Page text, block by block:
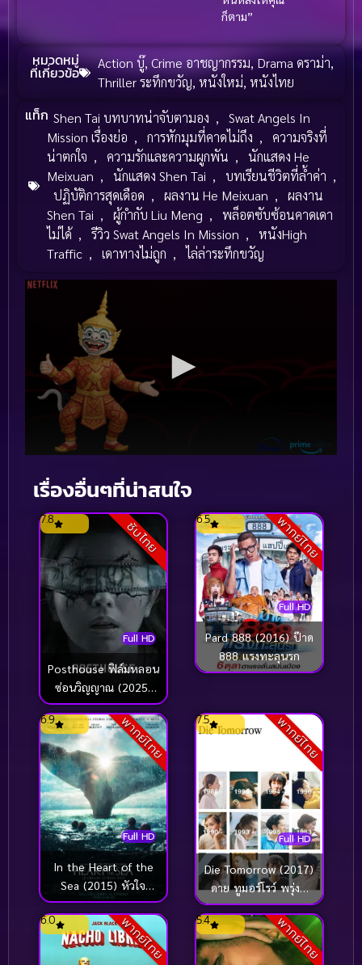
ก็ตาม”
หมวดหมู่
ที่เกี่ยวข้อ
Action บู๊,Crime อาชญากรรม,Drama ดราม่า,
Thriller ระทึกขวัญ,หนังใหม่,หนังไทย
แท็ก Shen Tai บทบาทน่าจับตามอง ,
Swat Angels In
Mission เรื่องย่อ , การหักมุมที่คาดไม่ถึง ,
ความจริงที่
น่าตกใจ , ความรักและความผูกพัน ,
นักแสดง He
Meixuan , นักแสดง Shen Tai , บทเรียนชีวิตที่ล้ำค่า ,
ปฏิบัติการสุดเดือด , ผลงาน He Meixuan ,
ผลงาน
Shen Tai , ผู้กำกับ Liu Meng ,
พล็อตซับซ้อนคาดเดา
ไม่ได้ , รีวิว Swat Angels In Mission ,
หนังHigh
Traffic , เดาทางไม่ถูก , ไล่ล่าระทึกขวัญ
เรื่องอื่นๆที่น่าสนใจ
ซับไทย
Full HD
7.8
Posthouse ฟิล์มหลอน
ซ่อนวิญญาณ (2025)
ซับไทย
พากย์ไทย
Full HD
6.5
Pard 888 (2016) ป๊าด
888 แรงทะลุนรก
พากย์ไทย
Full HD
6.9
In the Heart of the
Sea (2015) หัวใจ
เพชฌฆาตวาฬ
มหาสมุทร
พากย์ไทย
Full HD
7.5
Die Tomorrow (2017)
ดาย ทูมอร์โรว์ พรุ่งนี้
ตาย
พากย์ไทย
6.0 พากย์ไทย
5.4